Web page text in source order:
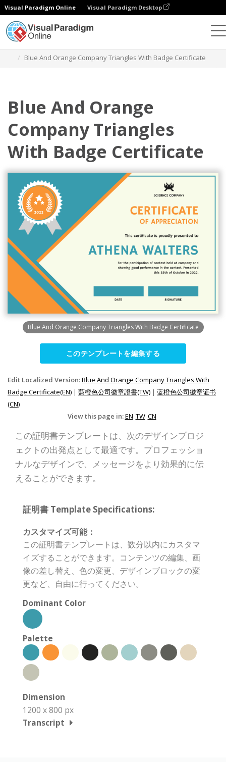
Visual Paradigm Online Visual Paradigm Desktop
Blue And Orange Company Triangles With Badge Certificate
Blue And Orange
Company Triangles
With Badge Certificate
Blue And Orange Company Triangles With Badge Certificate
このテンプレートを編集する
Edit Localized Version:Blue And Orange Company Triangles With
Badge Certificate(EN) | 藍橙色公司徽章證書(TW) | 蓝橙色公司徽章证书
(CN)
View this page in:EN TW CN
この証明書テンプレートは、次のデザインプロジ
ェクトの出発点として最適です。プロフェッショ
ナルなデザインで、メッセージをより効果的に伝
えることができます。
証明書 Template Specifications:
カスタマイズ可能：
この証明書テンプレートは、数分以内にカスタマ
イズすることができます。コンテンツの編集、画
像の差し替え、色の変更、デザインブロックの変
更など、自由に行ってください。
Dominant Color
Palette
Dimension
1200 x 800 px
Transcript